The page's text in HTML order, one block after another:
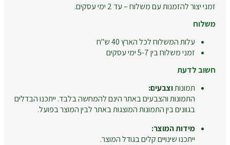
זמני יצור להזמנות עם משלוח – עד 2 ימי עסקים.
משלוח
עלות המשלוח לכל הארץ 40 ש"ח
זמני משלוח בין 5-7 ימי עסקים
חשוב לדעת
תמונותוצבעים:
התמונות והצבעים באתר הינם להמחשה בלבד. ייתכנו הבדלים
בגוונים בין התמונות המוצגות באתר לבין המוצר בפועל.
מידות המוצר:
ייתכנו שינויים קלים בגודל המוצר.